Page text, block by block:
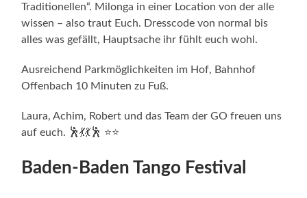
Traditionellen“. Milonga in einer Location von der alle
wissen – also traut Euch. Dresscode von normal bis
alles was gefällt, Hauptsache ihr fühlt euch wohl.
Ausreichend Parkmöglichkeiten im Hof, Bahnhof
Offenbach 10 Minuten zu Fuß.
Laura, Achim, Robert und das Team der GO freuen uns
auf euch. 🕺💃💃🕺 ⭐⭐
Baden-Baden Tango Festival